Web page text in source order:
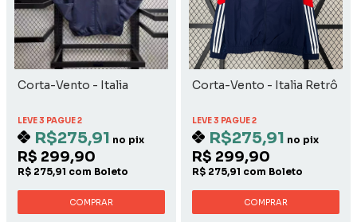
Corta-Vento - Italia
LEVE 3 PAGUE 2
R$275,91 no pix
R$ 299,90
R$ 275,91 com Boleto
COMPRAR
Corta-Vento - Italia Retrô
LEVE 3 PAGUE 2
R$275,91 no pix
R$ 299,90
R$ 275,91 com Boleto
COMPRAR